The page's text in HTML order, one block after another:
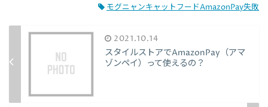
モグニャンキャットフードAmazonPay失敗
2021.10.14
スタイルストアでAmazonPay（アマ
ゾンペイ）って使えるの？